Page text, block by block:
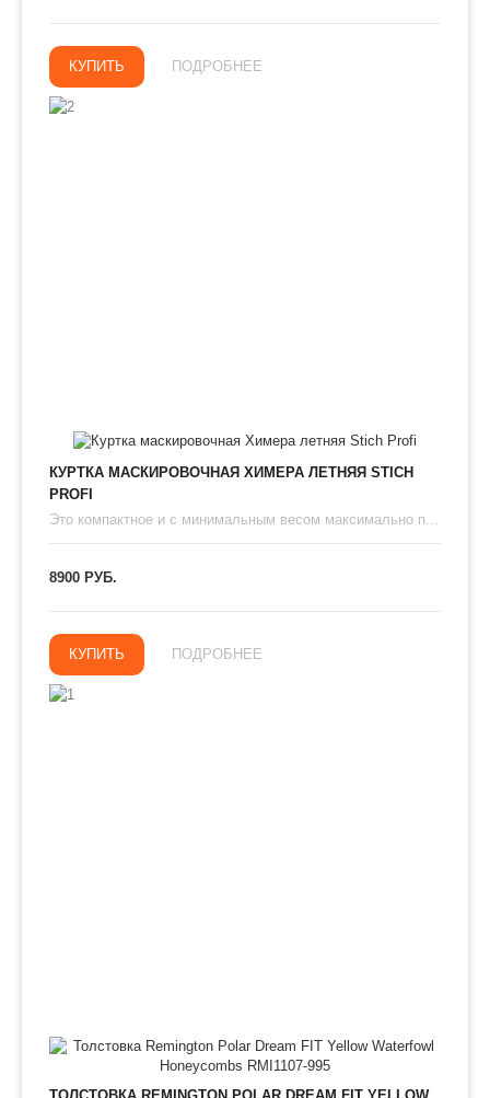
КУПИТЬ ПОДРОБНЕЕ
КУРТКА МАСКИРОВОЧНАЯ ХИМЕРА ЛЕТНЯЯ STICH
PROFI
Это компактное и с минимальным весом максимально п...
8900 РУБ.
КУПИТЬ ПОДРОБНЕЕ